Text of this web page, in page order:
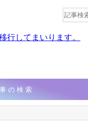
音楽
してまいります。
の検索